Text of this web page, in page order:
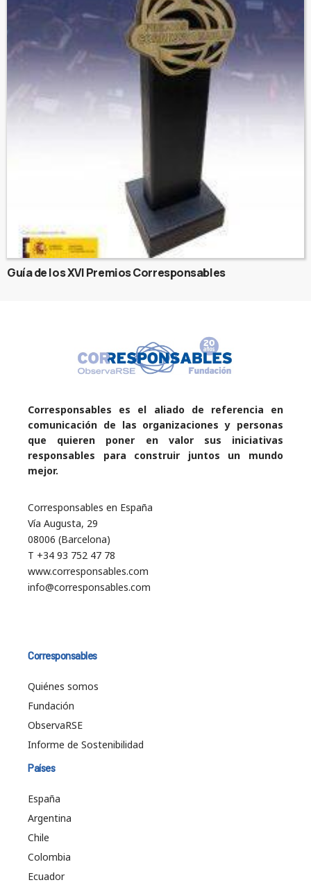
Guía de los XVI Premios Corresponsables
Corresponsables es el aliado de referencia en
comunicación de las organizaciones y personas
que quieren poner en valor sus iniciativas
responsables para construir juntos un mundo
mejor.
Corresponsables en España
Vía Augusta, 29
08006 (Barcelona)
T +34 93 752 47 78
www.corresponsables.com
info@corresponsables.com
Corresponsables
Quiénes somos
Fundación
ObservaRSE
Informe de Sostenibilidad
Países
España
Argentina
Chile
Colombia
Ecuador